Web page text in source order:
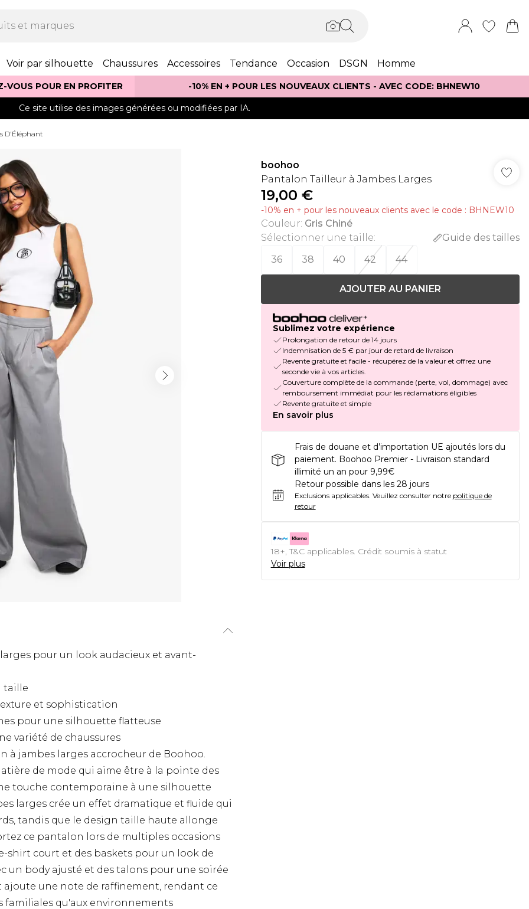
Voir par silhouette Chaussures Accessoires Tendance Occasion DSGN Homme
VOUS POUR EN PROFITER -10% EN + POUR LES NOUVEAUX CLIENTS - AVEC CODE: BHNEW10
Ce site utilise des images générées ou modifiées par IA.
D'Éléphant
pour un look audacieux et avant-
taille
et sophistication
pour une silhouette flatteuse
variété de chaussures
à jambes larges accrocheur de Boohoo.
de mode qui aime être à la pointe des
touche contemporaine à une silhouette
larges crée un effet dramatique et fluide qui
tandis que le design taille haute allonge
ce pantalon lors de multiples occasions
shirt court et des baskets pour un look de
un body ajusté et des talons pour une soirée
ajoute une note de raffinement, rendant ce
qu'aux environnements
boohoo
Pantalon Tailleur à Jambes Larges
19,00 €
-10% en + pour les nouveaux clients avec le code : BHNEW10
Couleur: Gris Chiné
Sélectionner une taille:
Guide des tailles
36
38 40 42 44
AJOUTER AU PANIER
Sublimez votre expérience
Prolongation de retour de 14 jours
Indemnisation de 5 € par jour de retard de livraison
Revente gratuite et facile - récupérez de la valeur et offrez une
seconde vie à vos articles.
Couverture complète de la commande (perte, vol, dommage) avec
remboursement immédiat pour les réclamations éligibles
Revente gratuite et simple
En savoir plus
Frais de douane et d’importation UE ajoutés lors du
paiement. Boohoo Premier - Livraison standard
illimité un an pour 9,99€
Retour possible dans les 28 jours
Exclusions applicables. Veuillez consulter notre politique de
retour
18+, T&C applicables. Crédit soumis à statut
Voir plus